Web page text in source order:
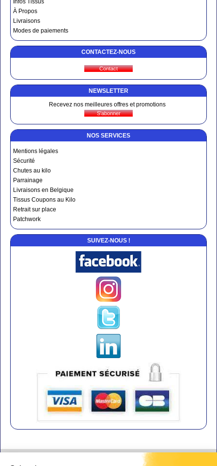
Infos Tissus
À Propos
Livraisons
Modes de paiements
CONTACTEZ-NOUS
NEWSLETTER
Recevez nos meilleures offres et promotions
NOS SERVICES
Mentions légales
Sécurité
Chutes au kilo
Parrainage
Livraisons en Belgique
Tissus Coupons au Kilo
Retrait sur place
Patchwork
SUIVEZ-NOUS !